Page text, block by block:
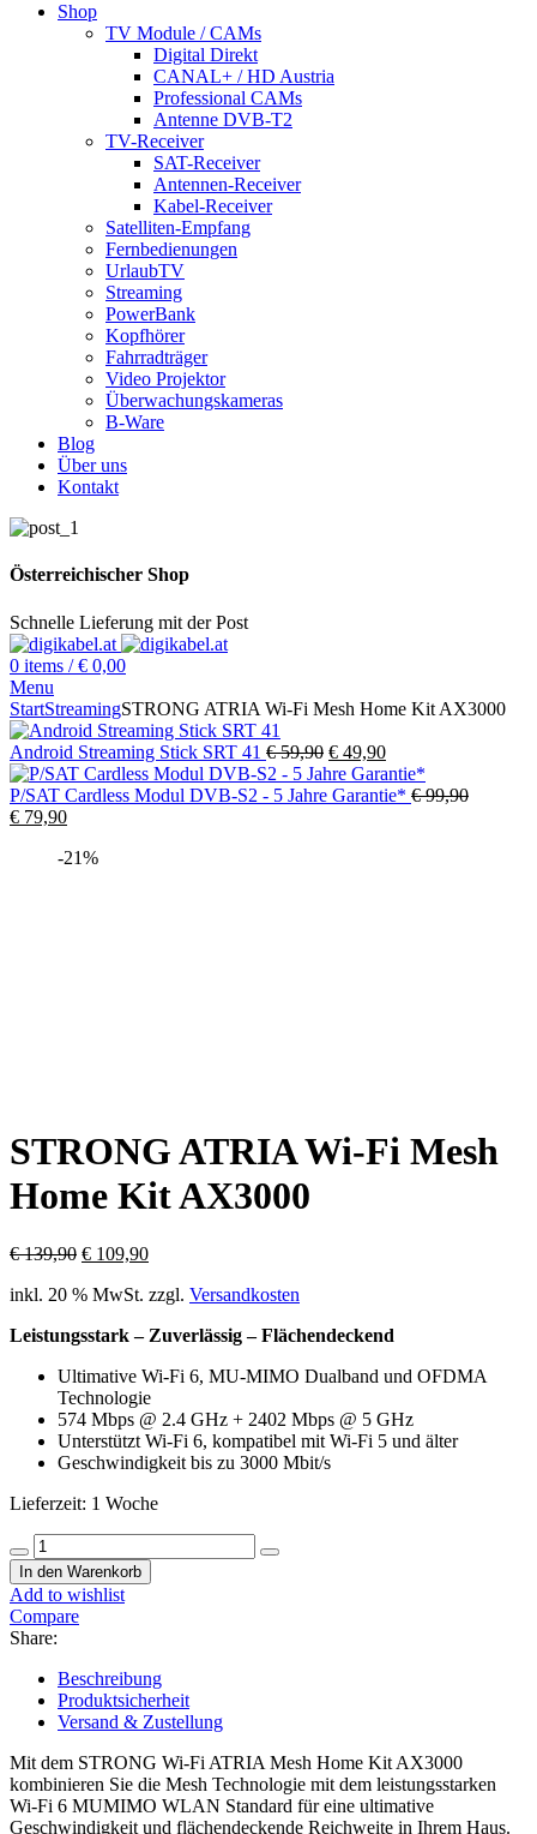
Shop
TV Module / CAMs
Digital Direkt
CANAL+ / HD Austria
Professional CAMs
Antenne DVB-T2
TV-Receiver
SAT-Receiver
Antennen-Receiver
Kabel-Receiver
Satelliten-Empfang
Fernbedienungen
UrlaubTV
Streaming
PowerBank
Kopfhörer
Fahrradträger
Video Projektor
Überwachungskameras
B-Ware
Blog
Über uns
Kontakt
Österreichischer Shop
Schnelle Lieferung mit der Post
0 items / € 0,00
Menu
StartStreamingSTRONG ATRIA Wi-Fi Mesh Home Kit AX3000
Android Streaming Stick SRT 41 €59,90 Ursprünglicher
Preis
war:
€ 49,90Aktueller
Preis
ist:
P/SAT Cardless Modul DVB-S2 - 5 Jahre Garantie* €99,90
Ursprünglicher
€ 79,90Aktueller
ist:
-21%
STRONG ATRIA Wi-Fi Mesh
Home Kit AX3000
€139,90 Ursprünglicher
war:
€ 109,90Aktueller
ist:
inkl. 20 % MwSt. zzgl. Versandkosten
Leistungsstark – Zuverlässig – Flächendeckend
Ultimative Wi-Fi 6, MU-MIMO Dualband und OFDMA
Technologie
574 Mbps @ 2.4 GHz + 2402 Mbps @ 5 GHz
Unterstützt Wi-Fi 6, kompatibel mit Wi-Fi 5 und älter
Geschwindigkeit bis zu 3000 Mbit/s
Lieferzeit: 1 Woche
STRONG
ATRIA
Wi-
Fi
Mesh
Home
Kit
AX3000
Menge
In den Warenkorb
Add to wishlist
Compare
Share:
Beschreibung
Produktsicherheit
Versand & Zustellung
Mit dem STRONG Wi-Fi ATRIA Mesh Home Kit AX3000
kombinieren Sie die Mesh Technologie mit dem leistungsstarken
Wi-Fi 6 MUMIMO WLAN Standard für eine ultimative
Geschwindigkeit und flächendeckende Reichweite in Ihrem Haus.